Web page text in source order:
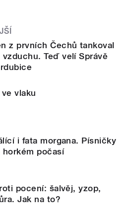
z prvních Čechů tankoval
Teď velí Správě
vlaku
i fata morgana. Písničky
horkém počasí
pocení: šalvěj, yzop,
Jak na to?